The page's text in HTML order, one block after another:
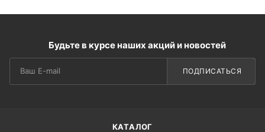
Будьте в курсе наших акций и новостей
ПОДПИСАТЬСЯ
КАТАЛОГ